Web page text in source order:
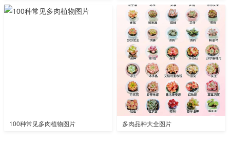
100种常见多肉植物图片 多肉品种大全图片